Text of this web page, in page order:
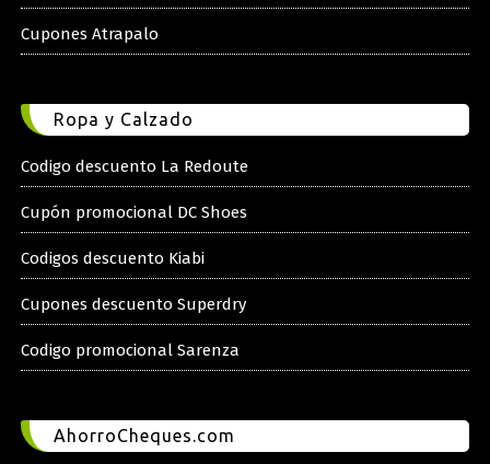
Cupones Atrapalo
Ropa y Calzado
Codigo descuento La Redoute
Cupón promocional DC Shoes
Codigos descuento Kiabi
Cupones descuento Superdry
Codigo promocional Sarenza
AhorroCheques.com